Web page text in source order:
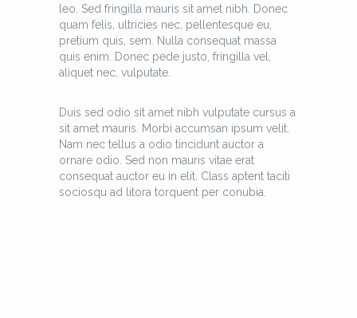
leo. Sed fringilla mauris sit amet nibh. Donec
quam felis, ultricies nec, pellentesque eu,
pretium quis, sem. Nulla consequat massa
quis enim. Donec pede justo, fringilla vel,
aliquet nec, vulputate.
Duis sed odio sit amet nibh vulputate cursus a
sit amet mauris. Morbi accumsan ipsum velit.
Nam nec tellus a odio tincidunt auctor a
ornare odio. Sed non mauris vitae erat
consequat auctor eu in elit. Class aptent taciti
sociosqu ad litora torquent per conubia.